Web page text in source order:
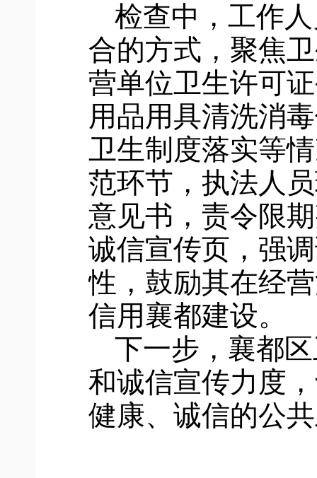
检查中，工作
合的方式，聚焦
营单位卫生许可
用品用具清洗消
卫生制度落实等
范环节，执法人
意见书，责令限
诚信宣传页，强
性，鼓励其在经
信用襄都建设。
下一步， 襄都
和诚信宣传力度
健康、诚信的公